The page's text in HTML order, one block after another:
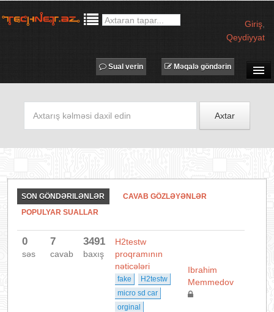
Giriş
Qeydiyyat
MƏQALƏLƏR
İŞ ELANLARI
IT LÜĞƏT
Məqalə göndərin
Sual verin
Axtar
SON GÖNDƏRILƏNLƏR
CAVAB GÖZLƏYƏNLƏR
POPULYAR SUALLAR
0
səs
7
cavab
3491
baxış
H2testw
proqramının
nəticələri
fake
H2testw
micro sd car
orginal
Ibrahim
Memmedov